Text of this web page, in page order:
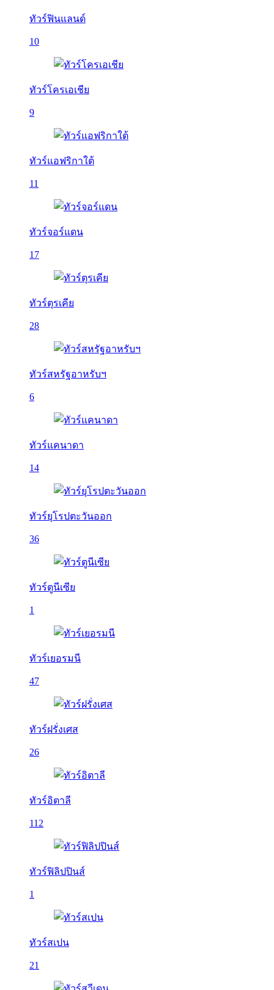
ทัวร์ฟินแลนด์
10
ทัวร์โครเอเชีย
9
ทัวร์แอฟริกาใต้
11
ทัวร์จอร์แดน
17
ทัวร์ตุรเคีย
28
ทัวร์สหรัฐอาหรับฯ
6
ทัวร์แคนาดา
14
ทัวร์ยุโรปตะวันออก
36
ทัวร์ตูนีเซีย
1
ทัวร์เยอรมนี
47
ทัวร์ฝรั่งเศส
26
ทัวร์อิตาลี
112
ทัวร์ฟิลิปปินส์
1
ทัวร์สเปน
21